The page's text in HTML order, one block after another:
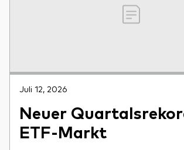
Juli 12, 2026
Neuer
ETF-Markt